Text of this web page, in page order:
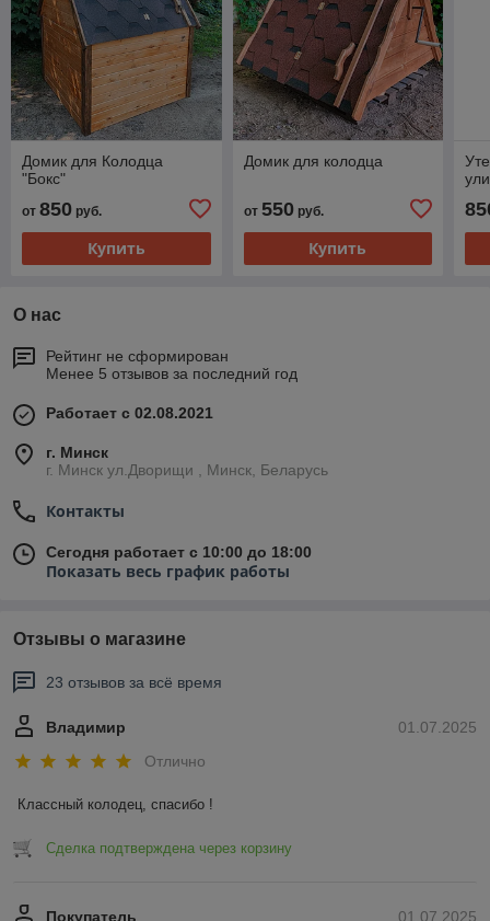
Домик для Колодца
"Бокс"
от 850 руб.
Купить
Домик для колодца
от 550руб.
Купить
О нас
Рейтинг не сформирован
Менее 5 отзывов за последний год
Работает с 02.08.2021
г. Минск
г. Минск ул.Дворищи , Минск, Беларусь
Контакты
Сегодня работает с 10:00 до 18:00
Показать весь график работы
Отзывы о магазине
23 отзывов за всё время
01.07.2025
Владимир
Отлично
Классный колодец, спасибо !
Сделка подтверждена через корзину
01.07.2025
Покупатель